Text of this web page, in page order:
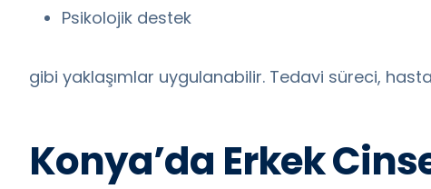
Psikolojik destek
gibi yaklaşımlar uygulanabilir. Tedavi süreci,
Konya’da Erkek